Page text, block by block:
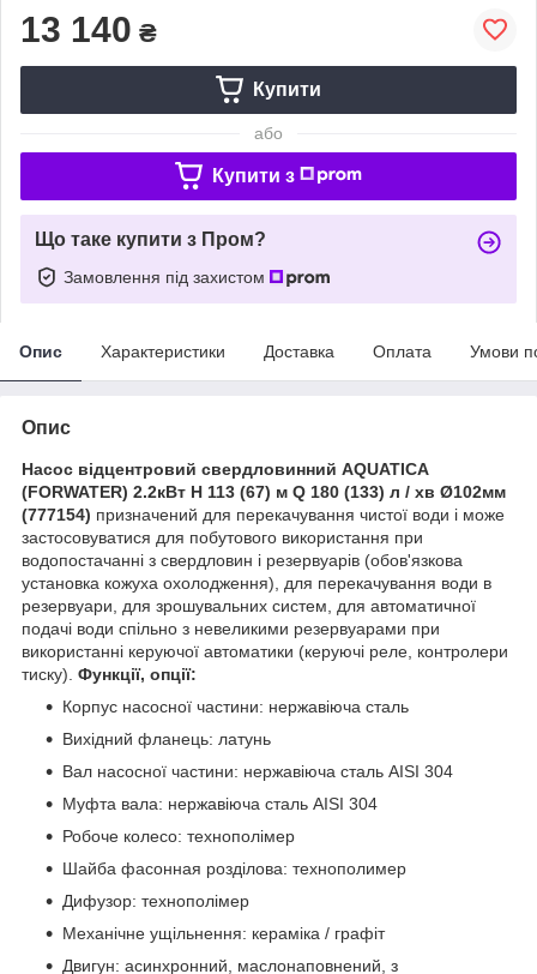
13 140 ₴
Купити
або
Купити з
Що таке купити з Пром?
Замовлення під захистом
Опис Характеристики Доставка Оплата Умови
Опис
Насос відцентровий свердловинний AQUATICA
(FORWATER) 2.2кВт H 113 (67) м Q 180 (133) л / хв Ø102мм
(777154) призначений для перекачування чистої води і може
застосовуватися для побутового використання при
водопостачанні з свердловин і резервуарів (обов'язкова
установка кожуха охолодження), для перекачування води в
резервуари, для зрошувальних систем, для автоматичної
подачі води спільно з невеликими резервуарами при
використанні керуючої автоматики (керуючі реле, контролери
тиску). Функції, опції:
Корпус насосної частини: нержавіюча сталь
Вихідний фланець: латунь
Вал насосної частини: нержавіюча сталь AISI 304
Муфта вала: нержавіюча сталь AISI 304
Робоче колесо: технополімер
Шайба фасонная розділова: технополимер
Дифузор: технополімер
Механічне ущільнення: кераміка / графіт
Двигун: асинхронний, маслонаповнений, з